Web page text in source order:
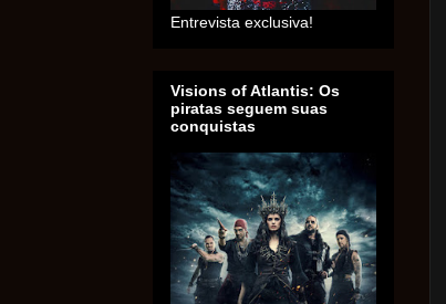
Entrevista exclusiva!
Visions of Atlantis: Os
piratas seguem suas
conquistas